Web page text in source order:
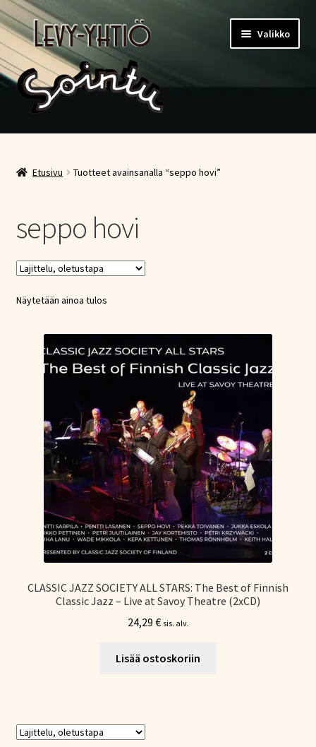
Siirry
navigointiin
Siirry
sisältöön
Valikko
Etusivu
Kauppa
Kassa
Konserttiliput
Etusivu Tuotteet avainsanalla “seppo hovi”
seppo hovi
Näytetään ainoa tulos
CLASSIC JAZZ SOCIETY ALL STARS: The Best of Finnish
Classic Jazz – Live at Savoy Theatre (2xCD)
24,29 € sis. alv.
Lisää ostoskoriin